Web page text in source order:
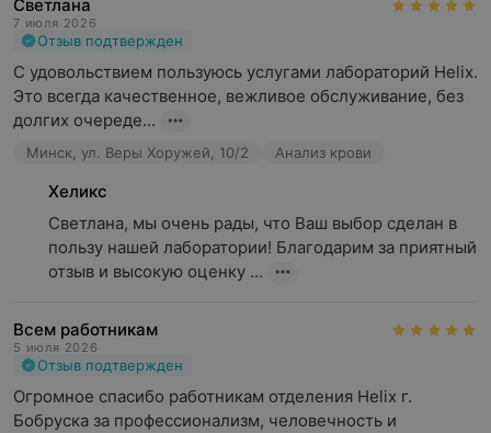
Светлана
7 июля 2026
Отзыв подтвержден
С удовольствием пользуюсь услугами лабораторий Helix.
Это всегда качественное, вежливое обслуживание, без
долгих очереде...
Минск, ул. Веры Хоружей, 10/2 Анализ крови
Хеликс
Светлана, мы очень рады, что Ваш выбор сделан в
пользу нашей лаборатории! Благодарим за приятный
отзыв и высокую оценку ...
Всем работникам
5 июля 2026
Отзыв подтвержден
Огромное спасибо работникам отделения Helix г.
Бобруска за профессионализм, человечность и